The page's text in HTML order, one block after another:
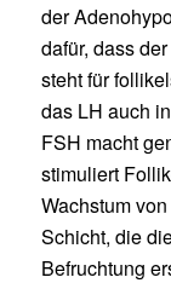
der
dafür, dass
steht für
das LH auch
FSH macht
stimuliert
Wachstum
Schicht, die
Befruchtung